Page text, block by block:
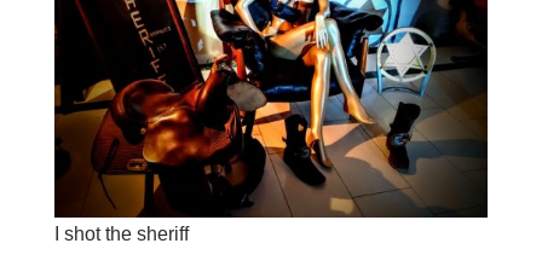
I shot the sheriff